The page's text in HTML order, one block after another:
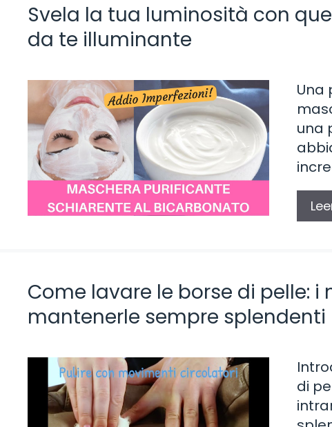
Svela la tua luminosità con
da te illuminante
Una
una
Come lavare le borse di pelle:
mantenerle sempre splendenti
di